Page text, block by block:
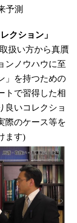
予測
クション」
扱い方から真贋
ンノウハウに至
」を持つための
トで習得した相
良いコレクショ
際のケース等を
ます)